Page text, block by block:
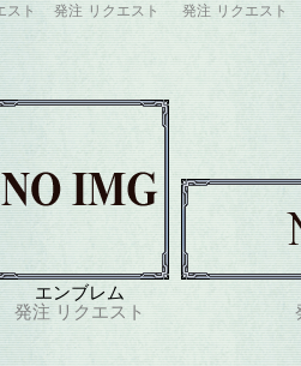
スト
発注 リクエスト
発注 リクエスト
エンブレム
発注 リクエスト